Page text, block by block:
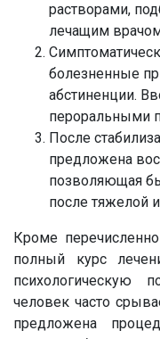
растворами,
лечащим
болезненные
абстиненции.
пероральными
После
предложена
позволяющая
после тяжелой
Кроме
полный курс
психологическую
человек часто
предложена